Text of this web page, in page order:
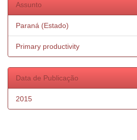
Assunto
Paraná (Estado)
Primary productivity
Data de Publicação
2015